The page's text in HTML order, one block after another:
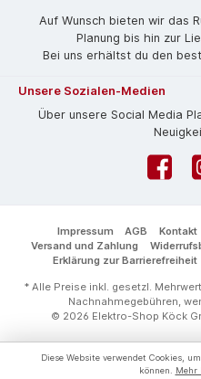
Auf Wunsch bieten wir das
Planung bis hin zur
Bei uns erhältst du den
Unsere Sozialen-Medien
Über unsere Social Media
Facebook
Impressum AGB Kontakt
Versand und Zahlung
Erklärung zur Barrierefreiheit
* Alle Preise inkl. gesetzl.
Nachnahmegebühren,
© 2026 Elektro-Shop Köck
Diese Website verwendet Cookies,
können.
Mehr